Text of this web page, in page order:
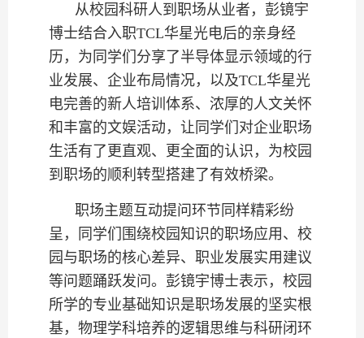
从校园科研人到职场从业者，彭镜宇
博士结合入职TCL华星光电后的亲身经
历，为同学们分享了半导体显示领域的行
业发展、企业布局情况，以及TCL华星光
电完善的新人培训体系、浓厚的人文关怀
和丰富的文娱活动，让同学们对企业职场
生活有了更直观、更全面的认识，为校园
到职场的顺利转型搭建了有效桥梁。
职场主题互动提问环节同样精彩纷
呈，同学们围绕校园知识的职场应用、校
园与职场的核心差异、职业发展实用建议
等问题踊跃发问。彭镜宇博士表示，校园
所学的专业基础知识是职场发展的坚实根
基，物理学科培养的逻辑思维与科研闭环